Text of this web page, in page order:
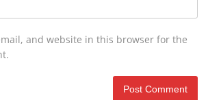
and website in this browser for the